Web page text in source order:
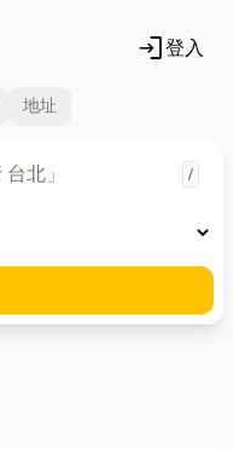
login登入
地址
/